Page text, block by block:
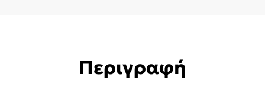
Περιγραφή